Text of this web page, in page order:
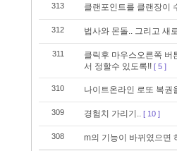
313 클랜포인트를 클랜장이
312 법사와 몬돌.. 그리고 새
311
클릭후 마우스오른쪽 버
서 정할수 있도록!! [ 5 ]
310 나이트온라인 로또 복권
309 경험치 가리기.. [ 10 ]
308 m의 기능이 바뀌였으면